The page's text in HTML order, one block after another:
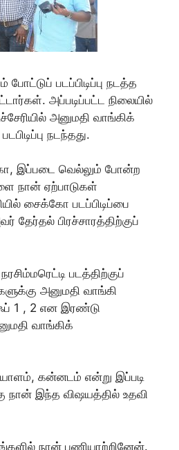
போட்டுப் படப்பிடிப்பு நடத்த
அப்படிப்பட்ட நிலையில்
அனுமதி வாங்கிக்
நடந்தது.
இப்படை வெல்லும் போன்ற
நான் ஏற்பாடுகள்
சைக்கோ படப்பிடிப்பை
தேர்தல் பிரச்சாரத்திற்குப்
படத்திற்குப்
அனுமதி வாங்கி
1 , 2 என இரண்டு
வாங்கிக்
கன்னடம் என்று இப்படி
நான் இந்த விஷயத்தில் உதவி
நான் பணியாற்றினேன்.